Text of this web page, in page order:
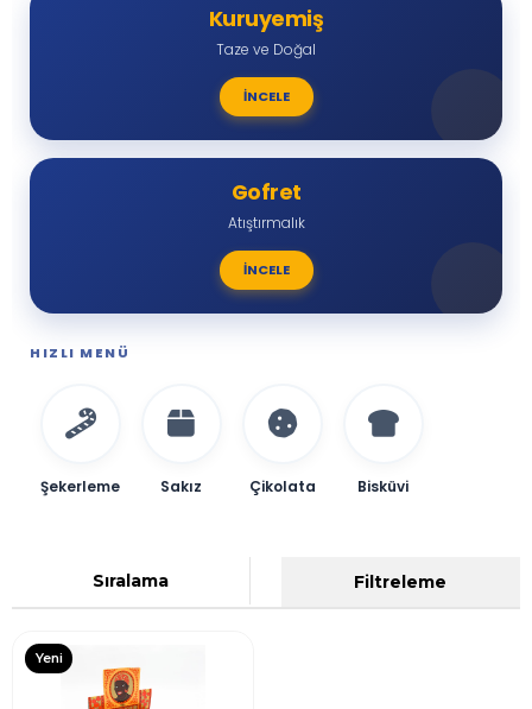
Kuruyemiş
Taze ve Doğal
İNCELE
Gofret
Atıştırmalık
İNCELE
HIZLI MENÜ
Şekerleme Sakız Çikolata Bisküvi
Filtreleme
Sıralama
Yeni